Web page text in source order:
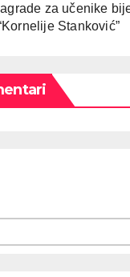
za učenike
Stanković”